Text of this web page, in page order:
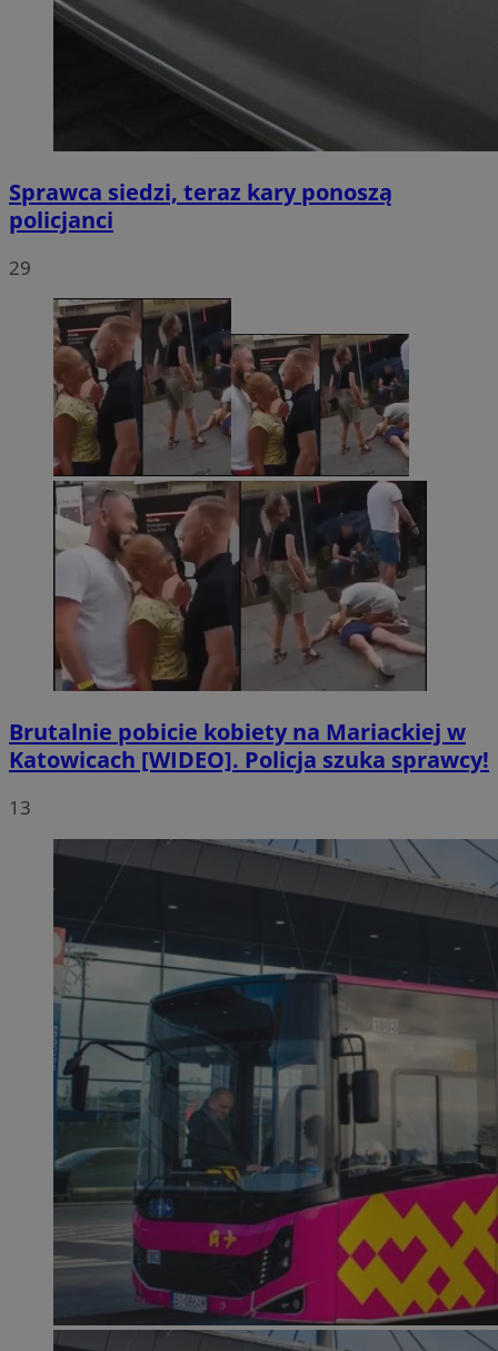
Sprawca siedzi, teraz kary ponoszą
policjanci
29
Brutalnie pobicie kobiety na Mariackiej w
Katowicach [WIDEO]. Policja szuka sprawcy!
13